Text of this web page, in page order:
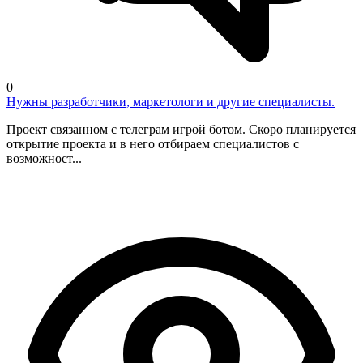
0
Нужны разработчики, маркетологи и другие специалисты.
Проект связанном с телеграм игрой ботом. Скоро планируется
открытие проекта и в него отбираем специалистов с
возможност...